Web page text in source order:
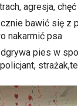
agresja,
bawić się z
nakarmić psa
pies w